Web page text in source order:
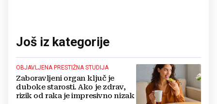
Još iz kategorije
OBJAVLJENA PRESTIŽNA STUDIJA
Zaboravljeni organ ključ je
duboke starosti. Ako je zdrav,
rizik od raka je impresivno nizak